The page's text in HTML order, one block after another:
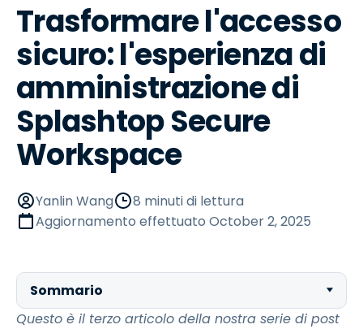
Trasformare l'accesso
sicuro: l'esperienza di
amministrazione di
Splashtop Secure
Workspace
Yanlin Wang
8 minuti di lettura
Aggiornamento effettuato October 2, 2025
Sommario
Questo è il terzo articolo della nostra serie di post